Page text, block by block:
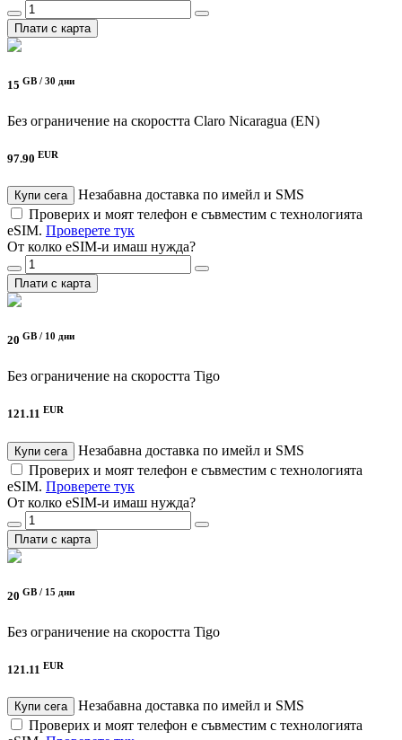
Плати с карта
15 GB / 30 дни
Без ограничение на скоростта Claro Nicaragua (EN)
97.90 EUR
Купи сега
Незабавна доставка по имейл и SMS
Проверих и моят телефон е съвместим с технологията
eSIM. Проверете тук
От колко eSIM-и имаш нужда?
Плати с карта
20 GB / 10 дни
Без ограничение на скоростта Tigo
121.11 EUR
Купи сега
Незабавна доставка по имейл и SMS
Проверих и моят телефон е съвместим с технологията
eSIM. Проверете тук
От колко eSIM-и имаш нужда?
Плати с карта
20 GB / 15 дни
Без ограничение на скоростта Tigo
121.11 EUR
Купи сега
Незабавна доставка по имейл и SMS
Проверих и моят телефон е съвместим с технологията